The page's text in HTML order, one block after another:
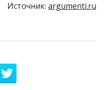
Источник: argumenti.ru